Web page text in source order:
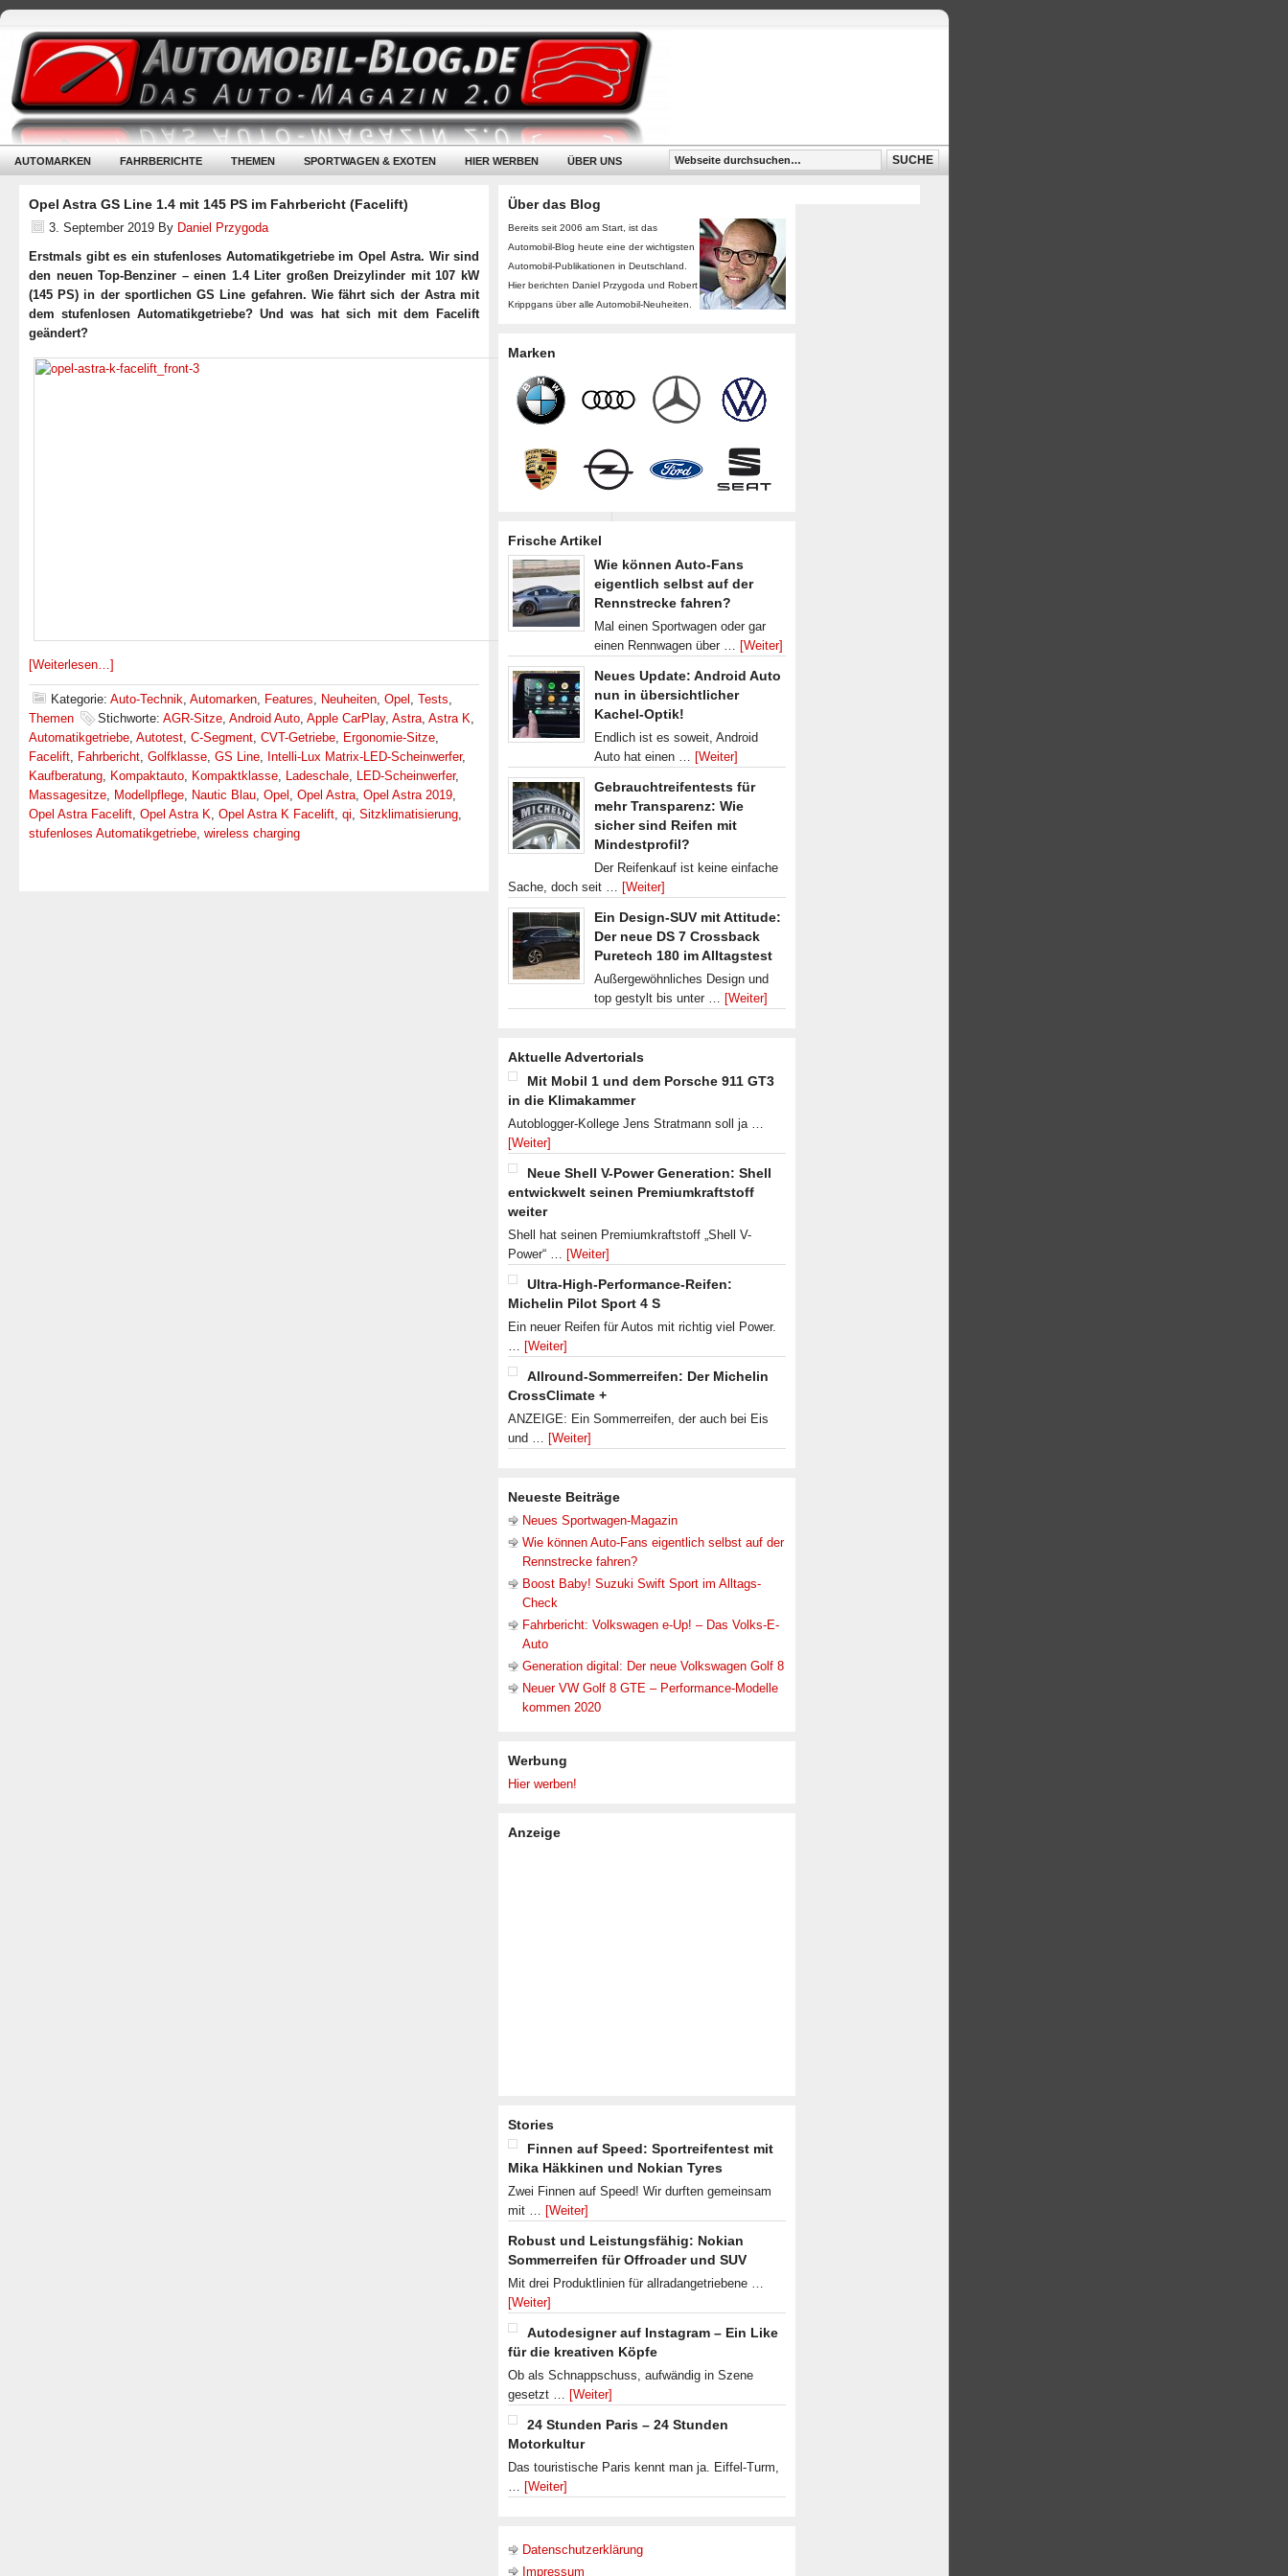
AUTOMARKEN FAHRBERICHTE THEMEN SPORTWAGEN & EXOTEN HIER WERBEN ÜBER UNS
Opel Astra GS Line 1.4 mit 145 PS im Fahrbericht (Facelift)
3. September 2019 By Daniel Przygoda
Erstmals gibt es ein stufenloses Automatikgetriebe im Opel Astra. Wir sind
den neuen Top-Benziner – einen 1.4 Liter großen Dreizylinder mit 107 kW
(145 PS) in der sportlichen GS Line gefahren. Wie fährt sich der Astra mit
dem stufenlosen Automatikgetriebe? Und was hat sich mit dem Facelift
geändert?
[Weiterlesen…]
Kategorie: Auto-Technik, Automarken, Features, Neuheiten, Opel , Tests,
Themen
Stichworte: AGR-Sitze, Android Auto, Apple CarPlay, Astra, Astra K,
Automatikgetriebe, Autotest, C-Segment, CVT-Getriebe, Ergonomie-Sitze,
Facelift, Fahrbericht, Golfklasse, GS Line, Intelli-Lux Matrix-LED-Scheinwerfer,
Kaufberatung, Kompaktauto, Kompaktklasse, Ladeschale, LED-Scheinwerfer,
Massagesitze, Modellpflege, Nautic Blau, Opel , Opel Astra, Opel Astra 2019,
Opel Astra Facelift, Opel Astra K, Opel Astra K Facelift, qi, Sitzklimatisierung,
stufenloses Automatikgetriebe, wireless charging
Über das Blog
Bereits seit 2006 am Start, ist das
Automobil-Blog heute eine der wichtigsten
Automobil-Publikationen in Deutschland.
Hier berichten Daniel Przygoda und Robert
Krippgans über alle Automobil-Neuheiten.
Marken
Frische Artikel
Wie können Auto-Fans
eigentlich selbst auf der
Rennstrecke fahren?
Mal einen Sportwagen oder gar
einen Rennwagen über … [Weiter]
Neues Update: Android Auto
nun in übersichtlicher
Kachel-Optik!
Endlich ist es soweit, Android
Auto hat einen … [Weiter]
Gebrauchtreifentests für
mehr Transparenz: Wie
sicher sind Reifen mit
Mindestprofil?
Der Reifenkauf ist keine einfache
Sache, doch seit … [Weiter]
Ein Design-SUV mit Attitude:
Der neue DS 7 Crossback
Puretech 180 im Alltagstest
Außergewöhnliches Design und
top gestylt bis unter … [Weiter]
Aktuelle Advertorials
Mit Mobil 1 und dem Porsche 911 GT3
in die Klimakammer
Autoblogger-Kollege Jens Stratmann soll ja …
[Weiter]
Neue Shell V-Power Generation: Shell
entwickwelt seinen Premiumkraftstoff
weiter
Shell hat seinen Premiumkraftstoff „Shell V-
Power“ … [Weiter]
Ultra-High-Performance-Reifen:
Michelin Pilot Sport 4 S
Ein neuer Reifen für Autos mit richtig viel Power.
… [Weiter]
Allround-Sommerreifen: Der Michelin
CrossClimate +
ANZEIGE: Ein Sommerreifen, der auch bei Eis
und … [Weiter]
Neueste Beiträge
Neues Sportwagen-Magazin
Wie können Auto-Fans eigentlich selbst auf der
Rennstrecke fahren?
Boost Baby! Suzuki Swift Sport im Alltags-
Check
Fahrbericht: Volkswagen e-Up! – Das Volks-E-
Auto
Generation digital: Der neue Volkswagen Golf 8
Neuer VW Golf 8 GTE – Performance-Modelle
kommen 2020
Werbung
Hier werben!
Anzeige
Stories
Finnen auf Speed: Sportreifentest mit
Mika Häkkinen und Nokian Tyres
Zwei Finnen auf Speed! Wir durften gemeinsam
mit … [Weiter]
Robust und Leistungsfähig: Nokian
Sommerreifen für Offroader und SUV
Mit drei Produktlinien für allradangetriebene …
[Weiter]
Autodesigner auf Instagram – Ein Like
für die kreativen Köpfe
Ob als Schnappschuss, aufwändig in Szene
gesetzt … [Weiter]
24 Stunden Paris – 24 Stunden
Motorkultur
Das touristische Paris kennt man ja. Eiffel-Turm,
… [Weiter]
Datenschutzerklärung
Impressum